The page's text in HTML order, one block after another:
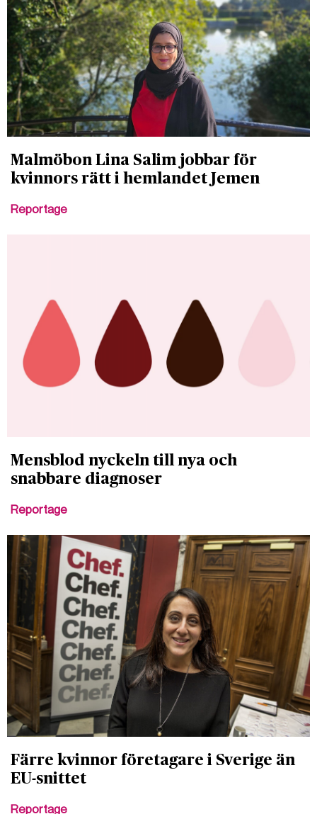
Malmöbon Lina Salim jobbar för
kvinnors rätt i hemlandet Jemen
Reportage
Mensblod nyckeln till nya och
snabbare diagnoser
Reportage
Färre kvinnor företagare i Sverige än
EU-snittet
Reportage